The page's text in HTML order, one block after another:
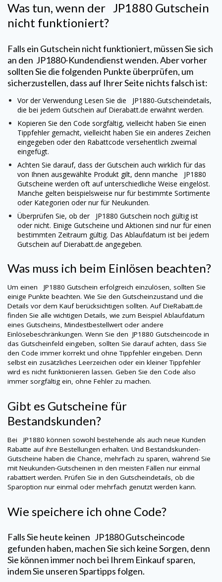
Was tun, wenn der JP1880 Gutschein
nicht funktioniert?
Falls ein Gutschein nicht funktioniert, müssen Sie sich
an den JP1880-Kundendienst wenden. Aber vorher
sollten Sie die folgenden Punkte überprüfen, um
sicherzustellen, dass auf Ihrer Seite nichts falsch ist:
Vor der Verwendung Lesen Sie die JP1880-Gutscheindetails,
die bei jedem Gutschein auf Dierabatt.de erwähnt werden.
Kopieren Sie den Code sorgfältig, vielleicht haben Sie einen
Tippfehler gemacht, vielleicht haben Sie ein anderes Zeichen
eingegeben oder den Rabattcode versehentlich zweimal
eingefügt.
Achten Sie darauf, dass der Gutschein auch wirklich für das
von Ihnen ausgewählte Produkt gilt, denn manche
JP1880
Gutscheine werden oft auf unterschiedliche Weise eingelöst.
Manche gelten beispielsweise nur für bestimmte Sortimente
oder Kategorien oder nur für Neukunden.
Überprüfen Sie, ob der
JP1880 Gutschein noch gültig ist
oder nicht. Einige Gutscheine und Aktionen sind nur für einen
bestimmten Zeitraum gültig. Das Ablaufdatum ist bei jedem
Gutschein auf Dierabatt.de angegeben.
Was muss ich beim Einlösen beachten?
Um einen JP1880 Gutschein erfolgreich einzulösen, sollten Sie
einige Punkte beachten. Wie Sie den Gutscheinzustand und die
Details vor dem Kauf berücksichtigen sollten. Auf DieRabatt.de
finden Sie alle wichtigen Details, wie zum Beispiel Ablaufdatum
eines Gutscheins, Mindestbestellwert oder andere
Einlösebeschränkungen. Wenn Sie den JP1880 Gutscheincode in
das Gutscheinfeld eingeben, sollten Sie darauf achten, dass Sie
den Code immer korrekt und ohne Tippfehler eingeben. Denn
selbst ein zusätzliches Leerzeichen oder ein kleiner Tippfehler
wird es nicht funktionieren lassen. Geben Sie den Code also
immer sorgfältig ein, ohne Fehler zu machen.
Gibt es Gutscheine für
Bestandskunden?
Bei JP1880 können sowohl bestehende als auch neue Kunden
Rabatte auf ihre Bestellungen erhalten. Und Bestandskunden-
Gutscheine haben die Chance, mehrfach zu sparen, während Sie
mit Neukunden-Gutscheinen in den meisten Fällen nur einmal
rabattiert werden. Prüfen Sie in den Gutscheindetails, ob die
Sparoption nur einmal oder mehrfach genutzt werden kann.
Wie speichere ich ohne Code?
Falls Sie heute keinen JP1880Gutscheincode
gefunden haben, machen Sie sich keine Sorgen, denn
Sie können immer noch bei Ihrem Einkauf sparen,
indem Sie unseren Spartipps folgen.